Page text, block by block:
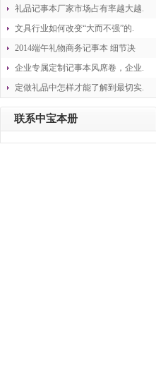
礼品记事本厂家市场占有率越大越.
文具行业如何改变“大而不强”的.
2014端午礼物商务记事本 细节决
企业专属定制记事本风席卷，企业.
定做礼品中怎样才能了解到最切实.
联系中宝本册